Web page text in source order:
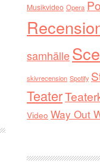
Musikvideo Opera
samhälle
skivrecension Spotify
Teater
Video Way Out